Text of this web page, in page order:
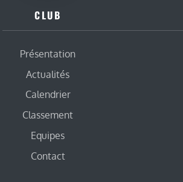
CLUB
Présentation
Actualités
Calendrier
Classement
Equipes
Contact